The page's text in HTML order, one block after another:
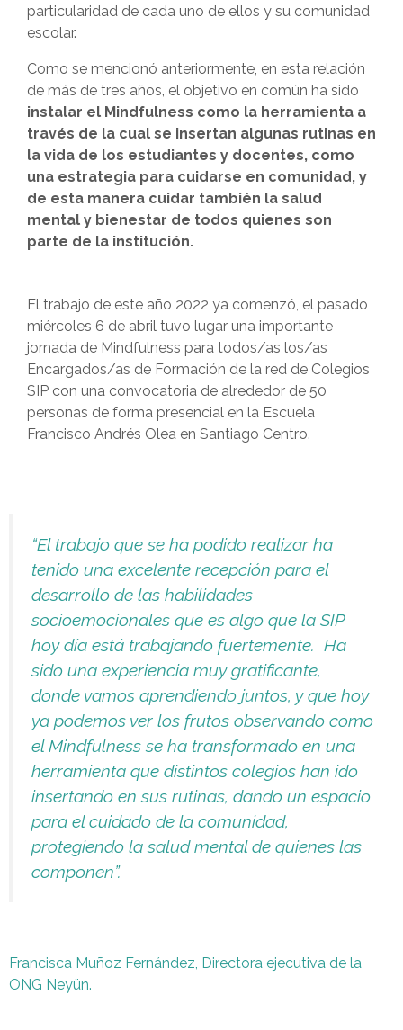
particularidad de cada uno de ellos y su comunidad
escolar.
Como se mencionó anteriormente, en esta relación
de más de tres años, el objetivo en común ha sido
instalar el Mindfulness como la herramienta a
través de la cual se insertan algunas rutinas en
la vida de los estudiantes y docentes, como
una estrategia para cuidarse en comunidad, y
de esta manera cuidar también la salud
mental y bienestar de todos quienes son
parte de la institución.
El trabajo de este año 2022 ya comenzó, el pasado
miércoles 6 de abril tuvo lugar una importante
jornada de Mindfulness para todos/as los/as
Encargados/as de Formación de la red de Colegios
SIP con una convocatoria de alrededor de 50
personas de forma presencial en la Escuela
Francisco Andrés Olea en Santiago Centro.
“El trabajo que se ha podido realizar ha
tenido una excelente recepción para el
desarrollo de las habilidades
socioemocionales que es algo que la SIP
hoy día está trabajando fuertemente. Ha
sido una experiencia muy gratificante,
donde vamos aprendiendo juntos, y que hoy
ya podemos ver los frutos observando como
el Mindfulness se ha transformado en una
herramienta que distintos colegios han ido
insertando en sus rutinas, dando un espacio
para el cuidado de la comunidad,
protegiendo la salud mental de quienes las
componen”.
Francisca Muñoz Fernández, Directora ejecutiva de la
ONG Neyün.